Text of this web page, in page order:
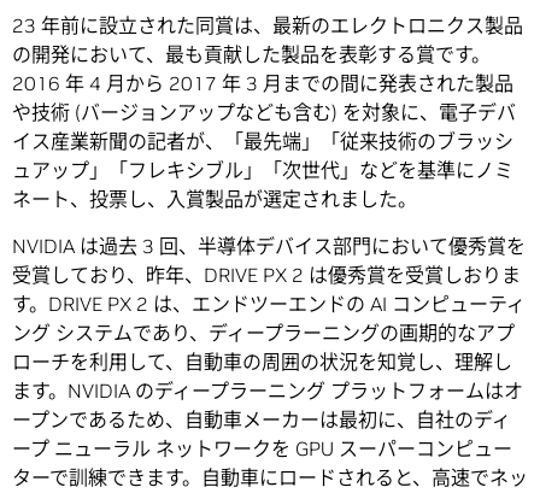
23 年前に設立された同賞は、最新のエレクトロニクス製品
の開発において、最も貢献した製品を表彰する賞です。
2016 年 4 月から 2017 年 3 月までの間に発表された製品
や技術 (バージョンアップなども含む) を対象に、電子デバ
イス産業新聞の記者が、「最先端」「従来技術のブラッシ
ュアップ」「フレキシブル」「次世代」などを基準にノミ
ネート、投票し、入賞製品が選定されました。
NVIDIA は過去 3 回、半導体デバイス部門において優秀賞を
受賞しており、昨年、DRIVE PX 2 は優秀賞を受賞しおりま
す。DRIVE PX 2 は、エンドツーエンドの AI コンピューティ
ング システムであり、ディープラーニングの画期的なアプ
ローチを利用して、自動車の周囲の状況を知覚し、理解し
ます。NVIDIA のディープラーニング プラットフォームはオ
ープンであるため、自動車メーカーは最初に、自社のディ
ープ ニューラル ネットワークを GPU スーパーコンピュー
ターで訓練できます。自動車にロードされると、高速でネッ